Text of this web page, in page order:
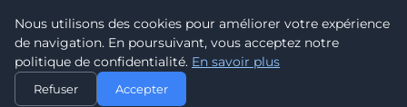
CLIMATE GUARDIAN
ACCUEIL
CHANGEMENTS CLIMATIQUES
LES IMPACTS INVISIBLES DU BILAN CARBONE SUR LA
Nous utilisons des cookies pour améliorer votre expérience
de navigation. En poursuivant, vous acceptez notre
politique de confidentialité. En savoir plus
Refuser Accepter